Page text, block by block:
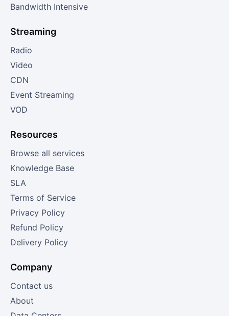
Bandwidth Intensive
Streaming
Radio
Video
CDN
Event Streaming
VOD
Resources
Browse all services
Knowledge Base
SLA
Terms of Service
Privacy Policy
Refund Policy
Delivery Policy
Company
Contact us
About